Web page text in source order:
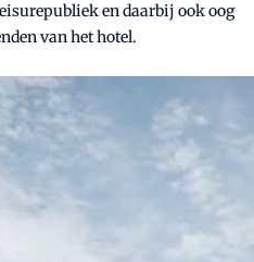
en daarbij ook oog
van het hotel.